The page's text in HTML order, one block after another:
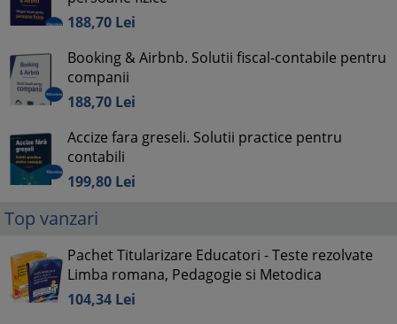
188,70 Lei
Booking & Airbnb. Solutii fiscal-contabile pentru
companii
188,70 Lei
Accize fara greseli. Solutii practice pentru
contabili
199,80 Lei
Top vanzari
Pachet Titularizare Educatori - Teste rezolvate
Limba romana, Pedagogie si Metodica
104,34 Lei